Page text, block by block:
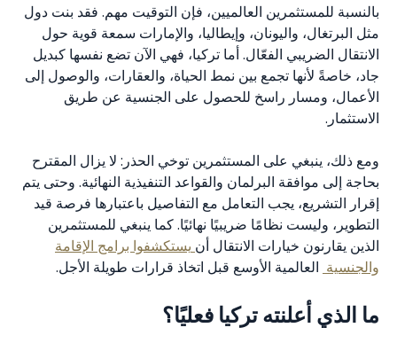
بالنسبة للمستثمرين العالميين، فإن التوقيت مهم. فقد بنت دول
مثل البرتغال، واليونان، وإيطاليا، والإمارات سمعة قوية حول
الانتقال الضريبي الفعّال. أما تركيا، فهي الآن تضع نفسها كبديل
جاد، خاصةً لأنها تجمع بين نمط الحياة، والعقارات، والوصول إلى
الأعمال، ومسار راسخ للحصول على الجنسية عن طريق
الاستثمار.
ومع ذلك، ينبغي على المستثمرين توخي الحذر: لا يزال المقترح
بحاجة إلى موافقة البرلمان والقواعد التنفيذية النهائية. وحتى يتم
إقرار التشريع، يجب التعامل مع التفاصيل باعتبارها فرصة قيد
التطوير، وليست نظامًا ضريبيًا نهائيًا. كما ينبغي للمستثمرين
الذين يقارنون خيارات الانتقال أن يستكشفوا برامج الإقامة
والجنسية العالمية الأوسع قبل اتخاذ قرارات طويلة الأجل.
ما الذي أعلنته تركيا فعليًا؟